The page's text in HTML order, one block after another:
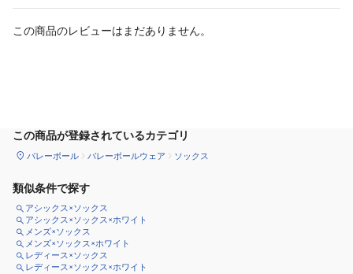
この商品のレビューはまだありません。
この商品が登録されているカテゴリ
バレーボール バレーボールウェア ソックス
類似条件で探す
アシックス×ソックス
アシックス×ソックス×ホワイト
メンズ×ソックス
メンズ×ソックス×ホワイト
レディース×ソックス
レディース×ソックス×ホワイト